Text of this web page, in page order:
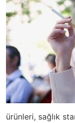
ürünleri, sağlık